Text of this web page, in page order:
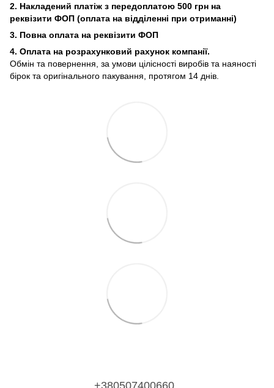
2. Накладений платіж з передоплатою 500 грн на
реквізити ФОП (оплата на відділенні при отриманні)
3. Повна оплата на реквізити ФОП
4. Оплата на розрахунковий рахунок компанії.
Обмін та повернення, за умови цілісності виробів та наяності
бірок та оригінального пакування, протягом 14 днів.
+380507400660